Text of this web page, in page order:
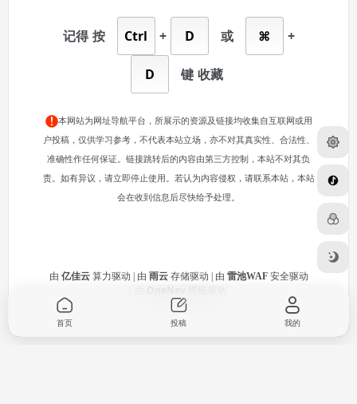
记得 按 Ctrl + D 或 ⌘ +
D 键 收藏
本网站为网址导航平台，所展示的资源及链接均收集自互联网或用
户投稿，仅供学习参考，不代表本站立场，亦不对其真实性、合法性、
准确性作任何保证。链接跳转后的内容由第三方控制，本站不对其负
责。如有异议，请立即停止使用。若认为内容侵权，请联系本站，本站
会在收到信息后尽快给予处理。
由 亿佳云 算力驱动 | 由 雨云 存储驱动 | 由 雷池WAF 安全驱动
首页 投稿 我的